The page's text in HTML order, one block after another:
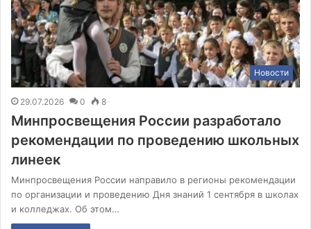
Новости
29.07.2026 0 8
Минпросвещения России разработало
рекомендации по проведению школьных
линеек
Минпросвещения России направило в регионы рекомендации
по организации и проведению Дня знаний 1 сентября в школах
и колледжах. Об этом…